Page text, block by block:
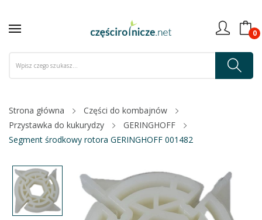
0
Strona główna
Części do kombajnów
Przystawka do kukurydzy
GERINGHOFF
Segment środkowy rotora GERINGHOFF 001482